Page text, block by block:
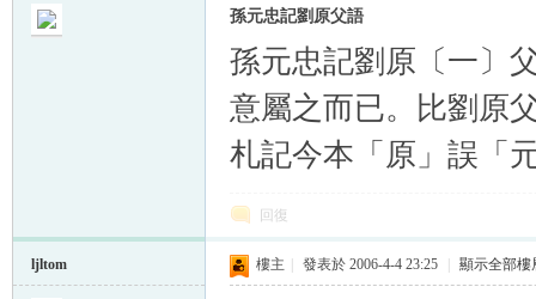
孫元忠記劉原父語
孫元忠記劉原〔一
意屬之而已。比劉原
札記今本「原」誤「
回復
ljltom 樓主 發表於 2006-4-4 23:25 顯示全部樓